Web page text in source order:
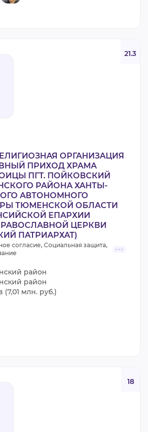
21.3
ОРГАНИЗАЦИЯ
ПРИХОД ХРАМА
ПГТ. ПОЙКОВСКИЙ
РАЙОНА ХАНТЫ-
АВТОНОМНОГО
ТЮМЕНСКОЙ ОБЛАСТИ
ЕПАРХИИ
ЦЕРКВИ
ПАТРИАРХАТ)
согласие, Социальная защита,
район
район
(7,01 млн. руб.)
18